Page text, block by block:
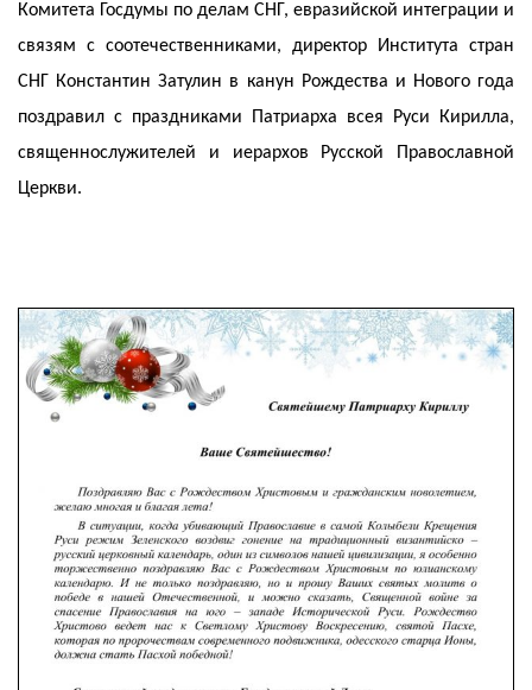
Комитета Госдумы по делам СНГ, евразийской интеграции и
связям с соотечественниками, директор Института стран
СНГ Константин Затулин в канун Рождества и Нового года
поздравил с праздниками Патриарха всея Руси Кирилла,
священнослужителей и иерархов Русской Православной
Церкви.